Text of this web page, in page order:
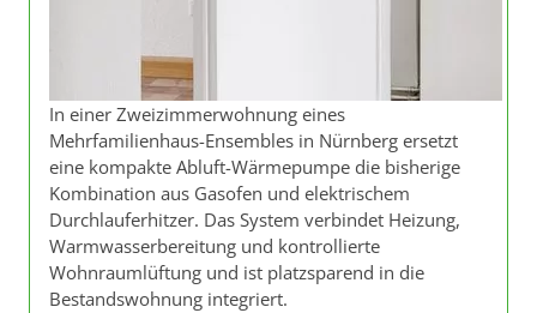
In einer Zweizimmerwohnung eines
Mehrfamilienhaus-Ensembles in Nürnberg ersetzt
eine kompakte Abluft-Wärmepumpe die bisherige
Kombination aus Gasofen und elektrischem
Durchlauferhitzer. Das System verbindet Heizung,
Warmwasserbereitung und kontrollierte
Wohnraumlüftung und ist platzsparend in die
Bestandswohnung integriert.